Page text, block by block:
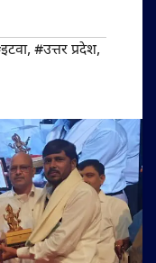
, #उत्तर प्रदेश,